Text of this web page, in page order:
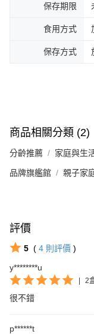
保存期限
食用方式
保存方式
商品相關分類 (2)
分齡推薦 家庭與生
品牌旗艦館 親子家
評價
5 ( 4 則評價 )
y********u
2
很不錯
p******t